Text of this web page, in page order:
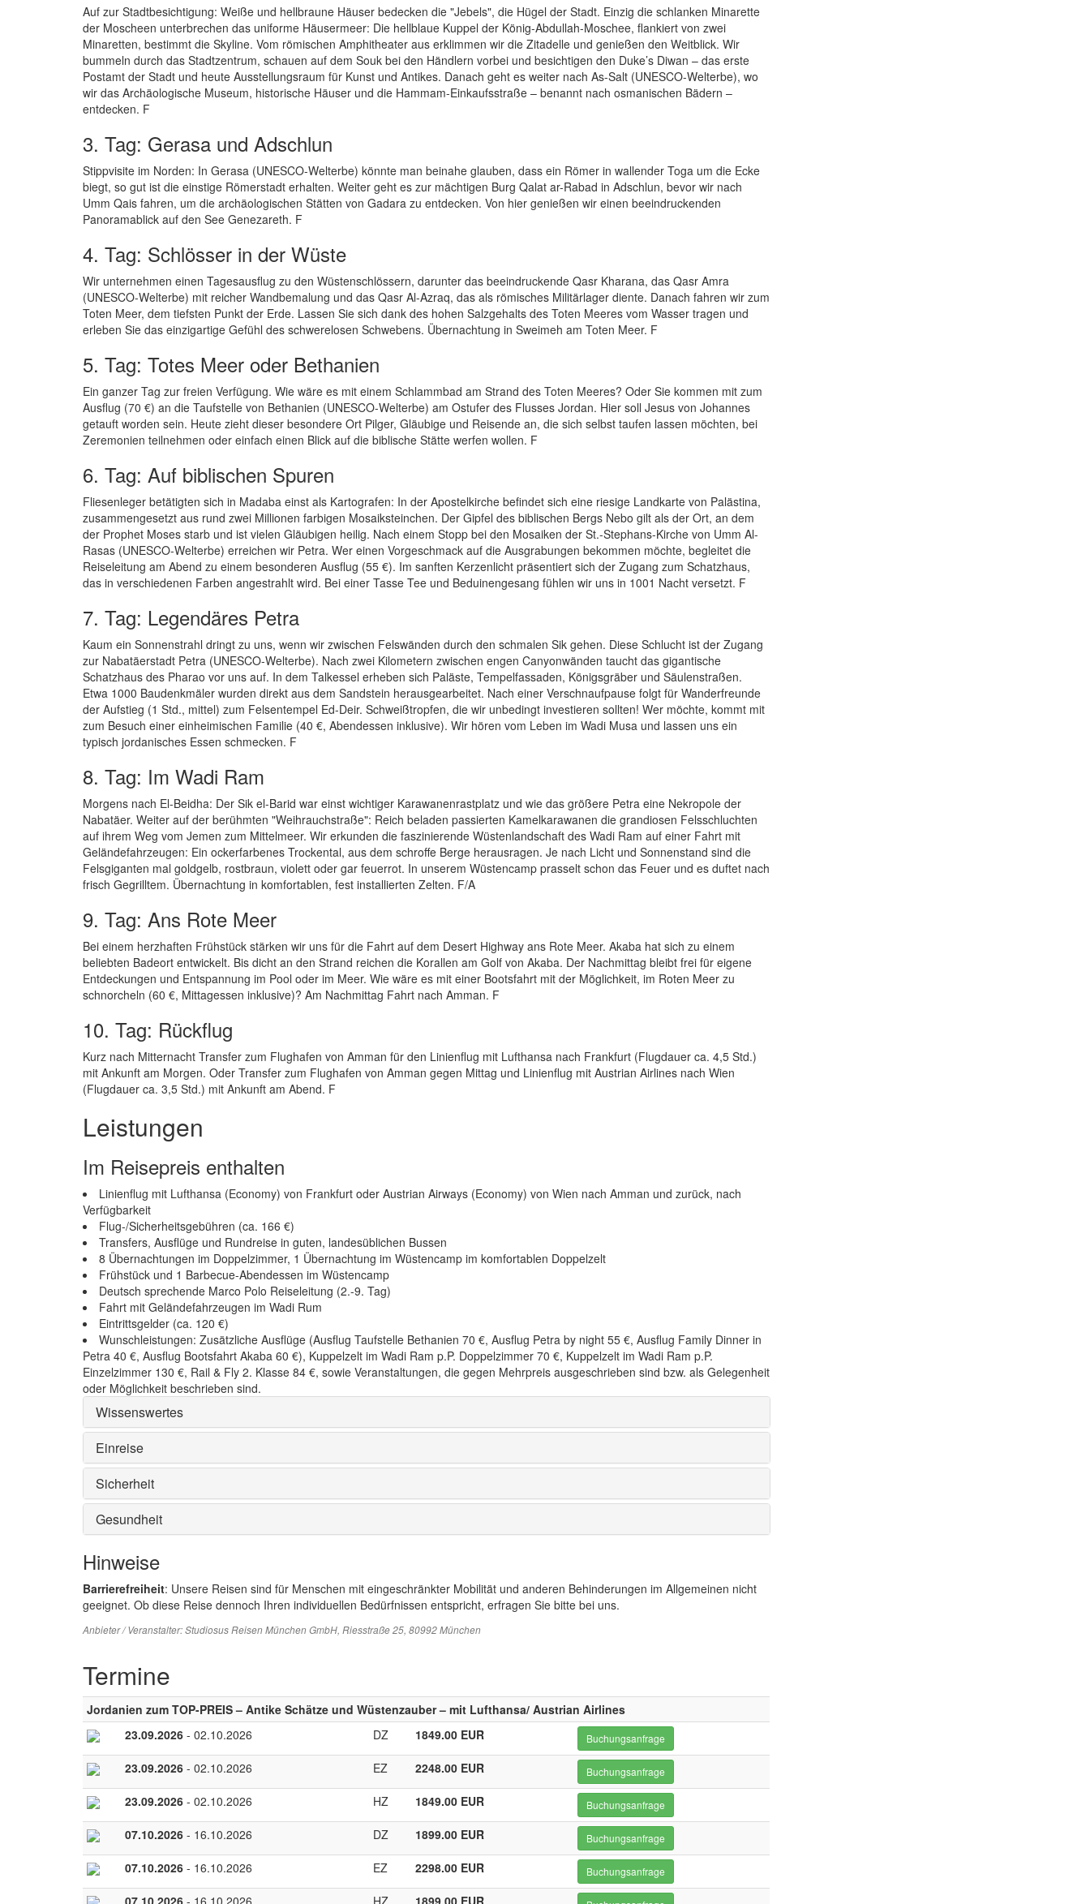
Auf zur Stadtbesichtigung: Weiße und hellbraune Häuser bedecken die "Jebels", die Hügel der Stadt. Einzig die schlanken Minarette
der Moscheen unterbrechen das uniforme Häusermeer: Die hellblaue Kuppel der König-Abdullah-Moschee, flankiert von zwei
Minaretten, bestimmt die Skyline. Vom römischen Amphitheater aus erklimmen wir die Zitadelle und genießen den Weitblick. Wir
bummeln durch das Stadtzentrum, schauen auf dem Souk bei den Händlern vorbei und besichtigen den Duke’s Diwan – das erste
Postamt der Stadt und heute Ausstellungsraum für Kunst und Antikes. Danach geht es weiter nach As-Salt (UNESCO-Welterbe), wo
wir das Archäologische Museum, historische Häuser und die Hammam-Einkaufsstraße – benannt nach osmanischen Bädern –
entdecken. F
3. Tag: Gerasa und Adschlun
Stippvisite im Norden: In Gerasa (UNESCO-Welterbe) könnte man beinahe glauben, dass ein Römer in wallender Toga um die Ecke
biegt, so gut ist die einstige Römerstadt erhalten. Weiter geht es zur mächtigen Burg Qalat ar-Rabad in Adschlun, bevor wir nach
Umm Qais fahren, um die archäologischen Stätten von Gadara zu entdecken. Von hier genießen wir einen beeindruckenden
Panoramablick auf den See Genezareth. F
4. Tag: Schlösser in der Wüste
Wir unternehmen einen Tagesausflug zu den Wüstenschlössern, darunter das beeindruckende Qasr Kharana, das Qasr Amra
(UNESCO-Welterbe) mit reicher Wandbemalung und das Qasr Al-Azraq, das als römisches Militärlager diente. Danach fahren wir zum
Toten Meer, dem tiefsten Punkt der Erde. Lassen Sie sich dank des hohen Salzgehalts des Toten Meeres vom Wasser tragen und
erleben Sie das einzigartige Gefühl des schwerelosen Schwebens. Übernachtung in Sweimeh am Toten Meer. F
5. Tag: Totes Meer oder Bethanien
Ein ganzer Tag zur freien Verfügung. Wie wäre es mit einem Schlammbad am Strand des Toten Meeres? Oder Sie kommen mit zum
Ausflug (70 €) an die Taufstelle von Bethanien (UNESCO-Welterbe) am Ostufer des Flusses Jordan. Hier soll Jesus von Johannes
getauft worden sein. Heute zieht dieser besondere Ort Pilger, Gläubige und Reisende an, die sich selbst taufen lassen möchten, bei
Zeremonien teilnehmen oder einfach einen Blick auf die biblische Stätte werfen wollen. F
6. Tag: Auf biblischen Spuren
Fliesenleger betätigten sich in Madaba einst als Kartografen: In der Apostelkirche befindet sich eine riesige Landkarte von Palästina,
zusammengesetzt aus rund zwei Millionen farbigen Mosaiksteinchen. Der Gipfel des biblischen Bergs Nebo gilt als der Ort, an dem
der Prophet Moses starb und ist vielen Gläubigen heilig. Nach einem Stopp bei den Mosaiken der St.-Stephans-Kirche von Umm Al-
Rasas (UNESCO-Welterbe) erreichen wir Petra. Wer einen Vorgeschmack auf die Ausgrabungen bekommen möchte, begleitet die
Reiseleitung am Abend zu einem besonderen Ausflug (55 €). Im sanften Kerzenlicht präsentiert sich der Zugang zum Schatzhaus,
das in verschiedenen Farben angestrahlt wird. Bei einer Tasse Tee und Beduinengesang fühlen wir uns in 1001 Nacht versetzt. F
7. Tag: Legendäres Petra
Kaum ein Sonnenstrahl dringt zu uns, wenn wir zwischen Felswänden durch den schmalen Sik gehen. Diese Schlucht ist der Zugang
zur Nabatäerstadt Petra (UNESCO-Welterbe). Nach zwei Kilometern zwischen engen Canyonwänden taucht das gigantische
Schatzhaus des Pharao vor uns auf. In dem Talkessel erheben sich Paläste, Tempelfassaden, Königsgräber und Säulenstraßen.
Etwa 1000 Baudenkmäler wurden direkt aus dem Sandstein herausgearbeitet. Nach einer Verschnaufpause folgt für Wanderfreunde
der Aufstieg (1 Std., mittel) zum Felsentempel Ed-Deir. Schweißtropfen, die wir unbedingt investieren sollten! Wer möchte, kommt mit
zum Besuch einer einheimischen Familie (40 €, Abendessen inklusive). Wir hören vom Leben im Wadi Musa und lassen uns ein
typisch jordanisches Essen schmecken. F
8. Tag: Im Wadi Ram
Morgens nach El-Beidha: Der Sik el-Barid war einst wichtiger Karawanenrastplatz und wie das größere Petra eine Nekropole der
Nabatäer. Weiter auf der berühmten "Weihrauchstraße": Reich beladen passierten Kamelkarawanen die grandiosen Felsschluchten
auf ihrem Weg vom Jemen zum Mittelmeer. Wir erkunden die faszinierende Wüstenlandschaft des Wadi Ram auf einer Fahrt mit
Geländefahrzeugen: Ein ockerfarbenes Trockental, aus dem schroffe Berge herausragen. Je nach Licht und Sonnenstand sind die
Felsgiganten mal goldgelb, rostbraun, violett oder gar feuerrot. In unserem Wüstencamp prasselt schon das Feuer und es duftet nach
frisch Gegrilltem. Übernachtung in komfortablen, fest installierten Zelten. F/A
9. Tag: Ans Rote Meer
Bei einem herzhaften Frühstück stärken wir uns für die Fahrt auf dem Desert Highway ans Rote Meer. Akaba hat sich zu einem
beliebten Badeort entwickelt. Bis dicht an den Strand reichen die Korallen am Golf von Akaba. Der Nachmittag bleibt frei für eigene
Entdeckungen und Entspannung im Pool oder im Meer. Wie wäre es mit einer Bootsfahrt mit der Möglichkeit, im Roten Meer zu
schnorcheln (60 €, Mittagessen inklusive)? Am Nachmittag Fahrt nach Amman. F
10. Tag: Rückflug
Kurz nach Mitternacht Transfer zum Flughafen von Amman für den Linienflug mit Lufthansa nach Frankfurt (Flugdauer ca. 4,5 Std.)
mit Ankunft am Morgen. Oder Transfer zum Flughafen von Amman gegen Mittag und Linienflug mit Austrian Airlines nach Wien
(Flugdauer ca. 3,5 Std.) mit Ankunft am Abend. F
Leistungen
Im Reisepreis enthalten
Linienflug mit Lufthansa (Economy) von Frankfurt oder Austrian Airways (Economy) von Wien nach Amman und zurück, nach
Verfügbarkeit
Flug-/Sicherheitsgebühren (ca. 166 €)
Transfers, Ausflüge und Rundreise in guten, landesüblichen Bussen
8 Übernachtungen im Doppelzimmer, 1 Übernachtung im Wüstencamp im komfortablen Doppelzelt
Frühstück und 1 Barbecue-Abendessen im Wüstencamp
Deutsch sprechende Marco Polo Reiseleitung (2.-9. Tag)
Fahrt mit Geländefahrzeugen im Wadi Rum
Eintrittsgelder (ca. 120 €)
Wunschleistungen: Zusätzliche Ausflüge (Ausflug Taufstelle Bethanien 70 €, Ausflug Petra by night 55 €, Ausflug Family Dinner in
Petra 40 €, Ausflug Bootsfahrt Akaba 60 €), Kuppelzelt im Wadi Ram p.P. Doppelzimmer 70 €, Kuppelzelt im Wadi Ram p.P.
Einzelzimmer 130 €, Rail & Fly 2. Klasse 84 €, sowie Veranstaltungen, die gegen Mehrpreis ausgeschrieben sind bzw. als Gelegenheit
oder Möglichkeit beschrieben sind.
Wissenswertes
Einreise
Sicherheit
Gesundheit
Hinweise
Barrierefreiheit: Unsere Reisen sind für Menschen mit eingeschränkter Mobilität und anderen Behinderungen im Allgemeinen nicht
geeignet. Ob diese Reise dennoch Ihren individuellen Bedürfnissen entspricht, erfragen Sie bitte bei uns.
Anbieter / Veranstalter:Studiosus Reisen München GmbH, Riesstraße 25, 80992 München
Termine
Jordanien zum TOP-PREIS – Antike Schätze und Wüstenzauber – mit Lufthansa/ Austrian Airlines
23.09.2026 - 02.10.2026 DZ 1849.00 EUR Buchungsanfrage
23.09.2026 - 02.10.2026 EZ 2248.00 EUR Buchungsanfrage
23.09.2026 - 02.10.2026 HZ 1849.00 EUR Buchungsanfrage
07.10.2026 - 16.10.2026 DZ 1899.00 EUR Buchungsanfrage
07.10.2026 - 16.10.2026 EZ 2298.00 EUR Buchungsanfrage
07.10.2026 - 16.10.2026 HZ 1899.00 EUR